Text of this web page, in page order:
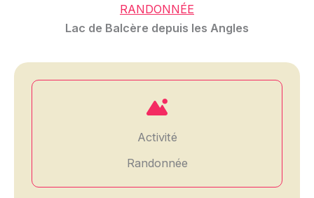
RANDONNÉE
Lac de Balcère depuis les Angles
Activité
Randonnée